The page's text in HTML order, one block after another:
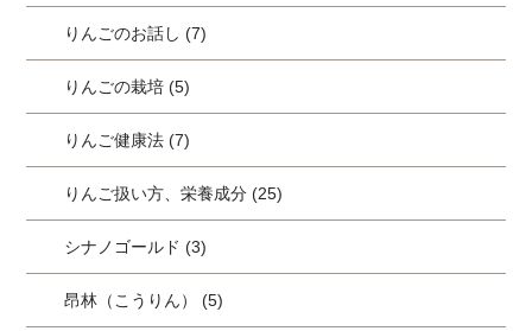
りんごのお話し (7)
りんごの栽培 (5)
りんご健康法 (7)
りんご扱い方、栄養成分 (25)
シナノゴールド (3)
昂林（こうりん） (5)